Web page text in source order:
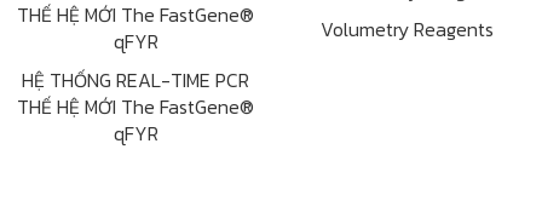
HỆ THỐNG REAL-TIME PCR
THẾ HỆ MỚI The FastGene®
qFYR
Volumetry Reagents